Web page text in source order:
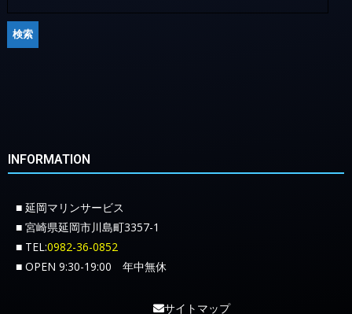
INFORMATION
■ 延岡マリンサービス
■ 宮崎県延岡市川島町3357-1
■ TEL:0982-36-0852
■ OPEN 9:30-19:00 年中無休
サイトマップ